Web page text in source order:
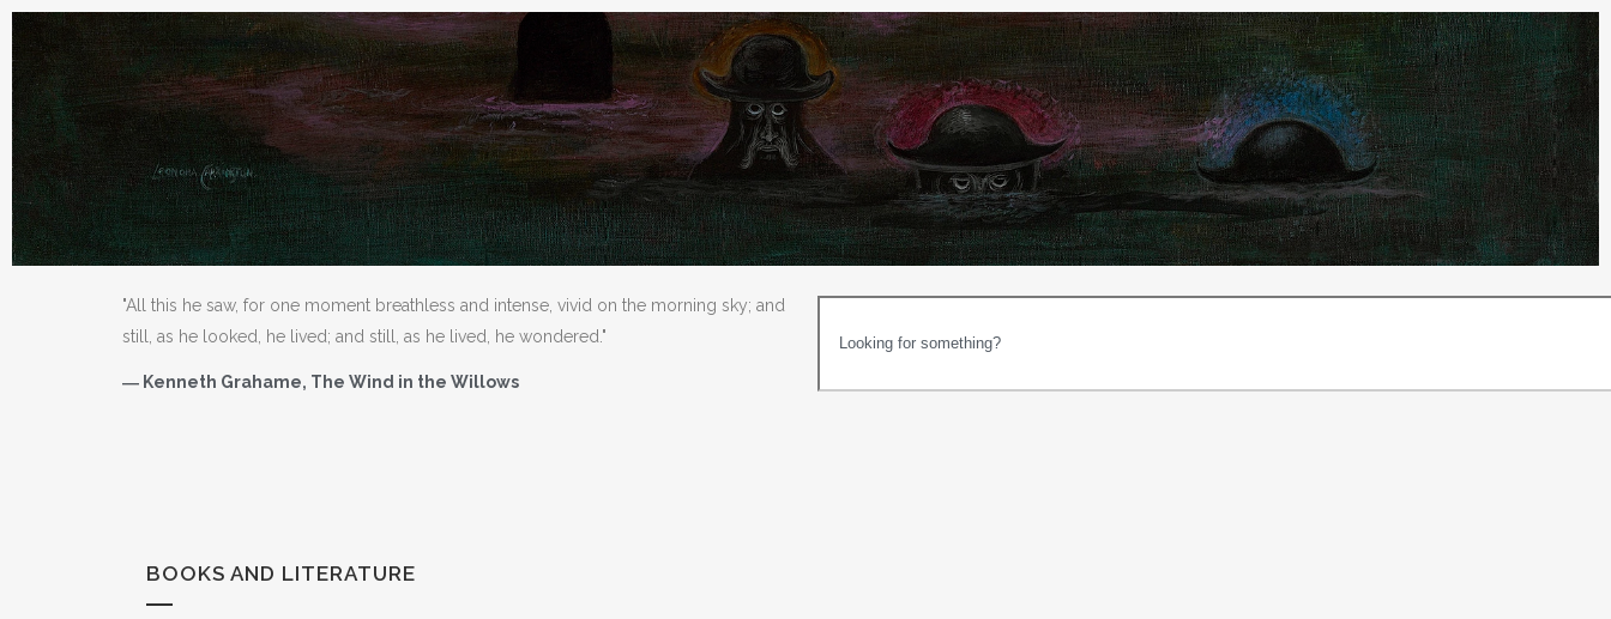
"All this he saw, for one moment breathless and intense, vivid on the morning sky; and
still, as he looked, he lived; and still, as he lived, he wondered."
― Kenneth Grahame, The Wind in the Willows
BOOKS AND LITERATURE